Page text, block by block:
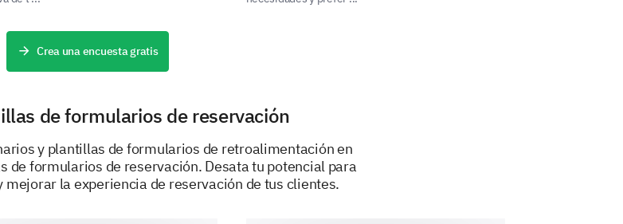
Sí
Quizás
favor, explica la razón de tu respuesta anterior.
Crea una encuesta gratis
de formularios de reservación
y plantillas de formularios de retroalimentación en
de formularios de reservación. Desata tu potencial para
la experiencia de reservación de tus clientes.